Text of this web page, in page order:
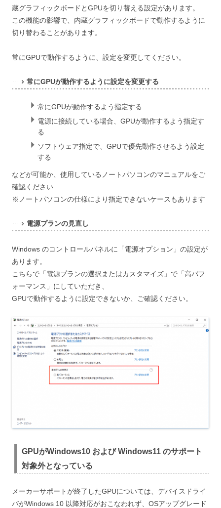
蔵グラフィックボードとGPUを切り替える設定があります。
この機能の影響で、内蔵グラフィックボードで動作するように
切り替わることがあります。
常にGPUで動作するように、設定を変更してください。
常にGPUが動作するように設定を変更する
常にGPUが動作するよう指定する
電源に接続している場合、GPUが動作するよう指定す
る
ソフトウェア指定で、GPUで優先動作させるよう設定
する
などが可能か、使用しているノートパソコンのマニュアルをご
確認ください
※ノートパソコンの仕様により指定できないケースもあります
電源プランの見直し
Windows のコントロールパネルに「電源オプション」の設定が
あります。
こちらで「電源プランの選択またはカスタマイズ」で「高パフ
ォーマンス」にしていただき、
GPUで動作するように設定できないか、ご確認ください。
GPUがWindows10 および Windows11 のサポート
対象外となっている
メーカーサポートが終了したGPUについては、デバイスドライ
バがWindows 10 以降対応がおこなわれず、OSアップグレード